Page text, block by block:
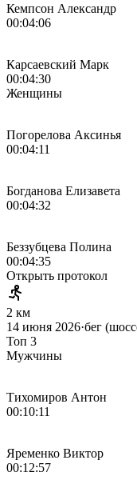
Кемпсон Александр
00:04:06
Карсаевский Марк
00:04:30
Женщины
Погорелова Аксинья
00:04:11
Богданова Елизавета
00:04:32
Беззубцева Полина
00:04:35
Открыть протокол
2 км
14 июня 2026·бег
Топ 3
Мужчины
Тихомиров Антон
00:10:11
Яременко Виктор
00:12:57